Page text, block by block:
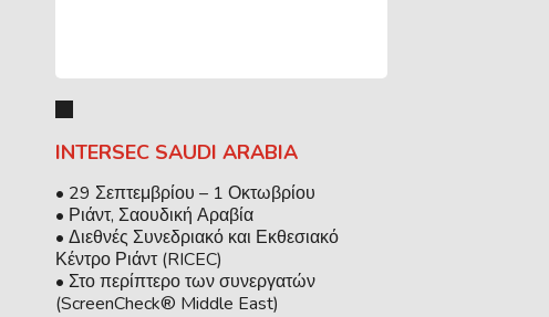
INTERSEC SAUDI ARABIA
• 29 Σεπτεμβρίου – 1 Οκτωβρίου
• Ριάντ, Σαουδική Αραβία
• Διεθνές Συνεδριακό και Εκθεσιακό
Κέντρο Ριάντ (RICEC)
• Στο περίπτερο των συνεργατών
(ScreenCheck® Middle East)